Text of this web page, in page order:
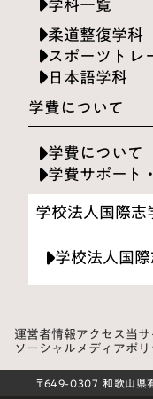
柔道整復学科
スポーツトレ
日本語学科
学費について
学費について
学費サポート
学校法人国際志
学校法人国
運営者情報アクセス当
ソーシャルメディアポ
〒649-0307 和歌山県